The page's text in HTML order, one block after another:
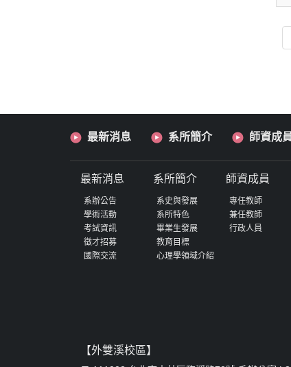
最新消息 系所簡介 師資成
最新消息
系辦公告
學術活動
考試資訊
徵才招募
國際交流
系所簡介
系史與發展
系所特色
畢業生發展
教育目標
心理學領域介紹
師資成員
專任教師
兼任教師
行政人員
【外雙溪校區】